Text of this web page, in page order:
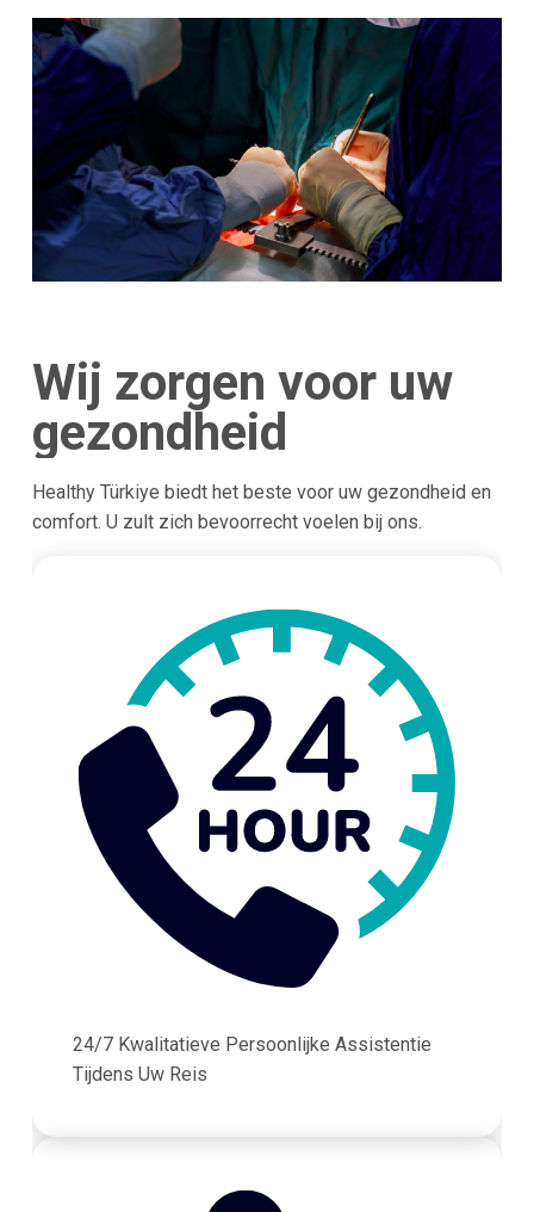
Wij zorgen voor uw
gezondheid
Healthy Türkiye biedt het beste voor uw gezondheid en
comfort. U zult zich bevoorrecht voelen bij ons.
24/7 Kwalitatieve Persoonlijke Assistentie
Tijdens Uw Reis